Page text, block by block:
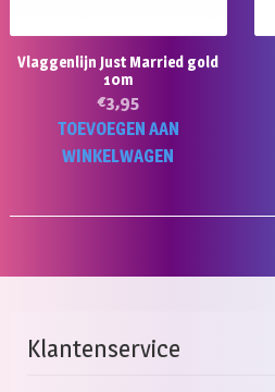
Vlaggenlijn Just Married gold
10m
€3,95
TOEVOEGEN AAN
WINKELWAGEN
Klantenservice